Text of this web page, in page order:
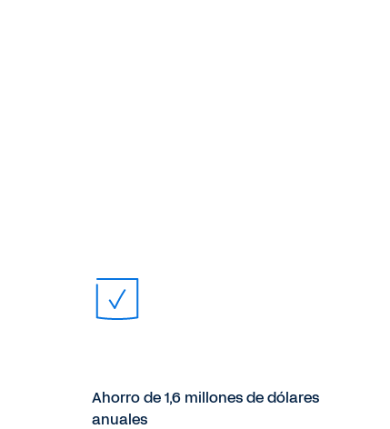
Ahorro de 1,6 millones de dólares
anuales